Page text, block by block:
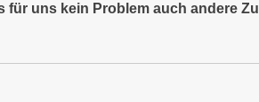
für uns kein Problem auch andere